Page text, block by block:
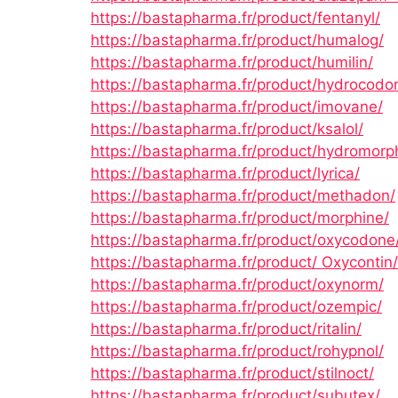
https://bastapharma.fr/product/fentanyl/
https://bastapharma.fr/product/humalog/
https://bastapharma.fr/product/humilin/
https://bastapharma.fr/product/
https://bastapharma.fr/product/imovane/
https://bastapharma.fr/product/ksalol/
https://bastapharma.fr/product/
https://bastapharma.fr/product/lyrica/
https://bastapharma.fr/product/methadon/
https://bastapharma.fr/product/morphine/
https://bastapharma.fr/product/
https://bastapharma.fr/product/ Oxycontin/
https://bastapharma.fr/product/oxynorm/
https://bastapharma.fr/product/ozempic/
https://bastapharma.fr/product/ritalin/
https://bastapharma.fr/product/rohypnol/
https://bastapharma.fr/product/stilnoct/